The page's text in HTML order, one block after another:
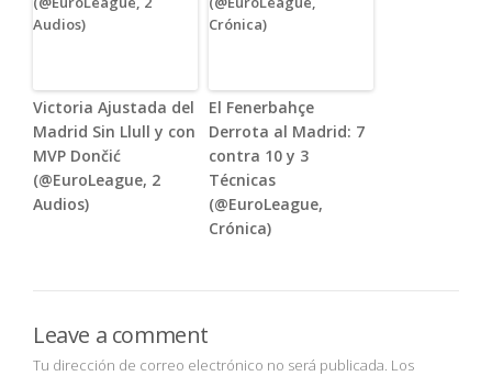
Victoria Ajustada del
Madrid Sin Llull y con
MVP Dončić
(@EuroLeague, 2
Audios)
El Fenerbahçe
Derrota al Madrid: 7
contra 10 y 3
Técnicas
(@EuroLeague,
Crónica)
Leave a comment
Tu dirección de correo electrónico no será publicada. Los